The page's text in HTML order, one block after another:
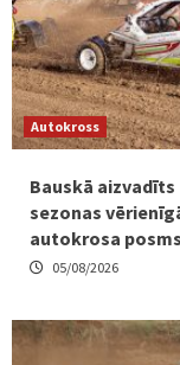
Autokross
Bauskā aizvadīts
sezonas
autokrosa posms
05/08/2026